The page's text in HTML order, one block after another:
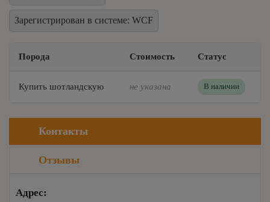
Зарегистрирован в системе: WCF
Порода Стоимость Статус
Купить шотландскую не указана В наличии
Контакты
Отзывы
Адрес: